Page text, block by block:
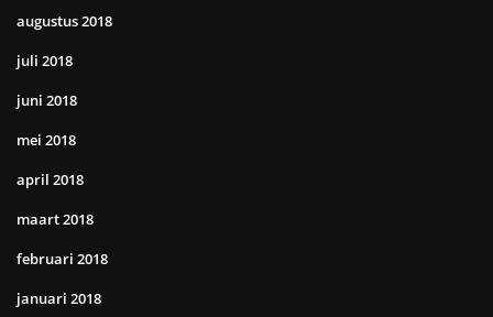
augustus 2018
juli 2018
juni 2018
mei 2018
april 2018
maart 2018
februari 2018
januari 2018